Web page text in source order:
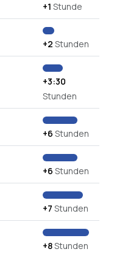
+1 Stunde
+2 Stunden
+3:30
Stunden
+6 Stunden
+6 Stunden
+7 Stunden
+8Stunden